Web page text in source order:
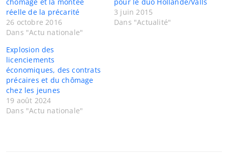
réelle de la précarité
26 octobre 2016
Dans "Actu nationale"
3 juin 2015
Dans "Actualité"
Explosion des
licenciements
économiques, des contrats
précaires et du chômage
chez les jeunes
19 août 2024
Dans "Actu nationale"